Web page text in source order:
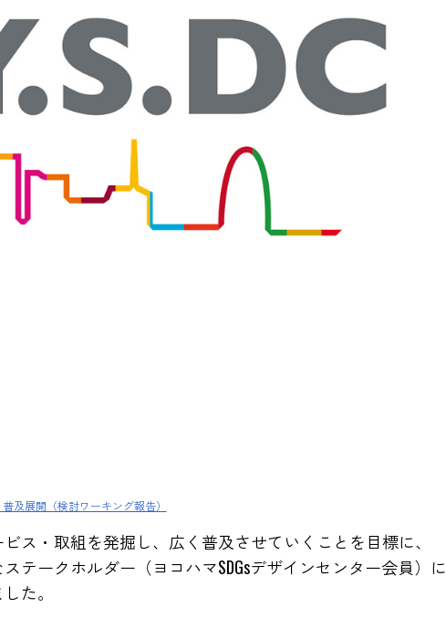
及展開（検討ワーキング報告）
ス・取組を発掘し、広く普及させていくことを目標に、
テークホルダー（ヨコハマSDGsデザインセンター会員）に
た。